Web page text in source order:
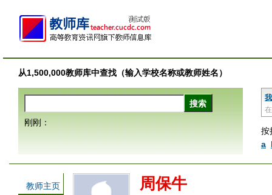
从1,500,000教师库中查找（输入学校名称或教师姓名）
按
a
刚刚：
教师主页
周保牛